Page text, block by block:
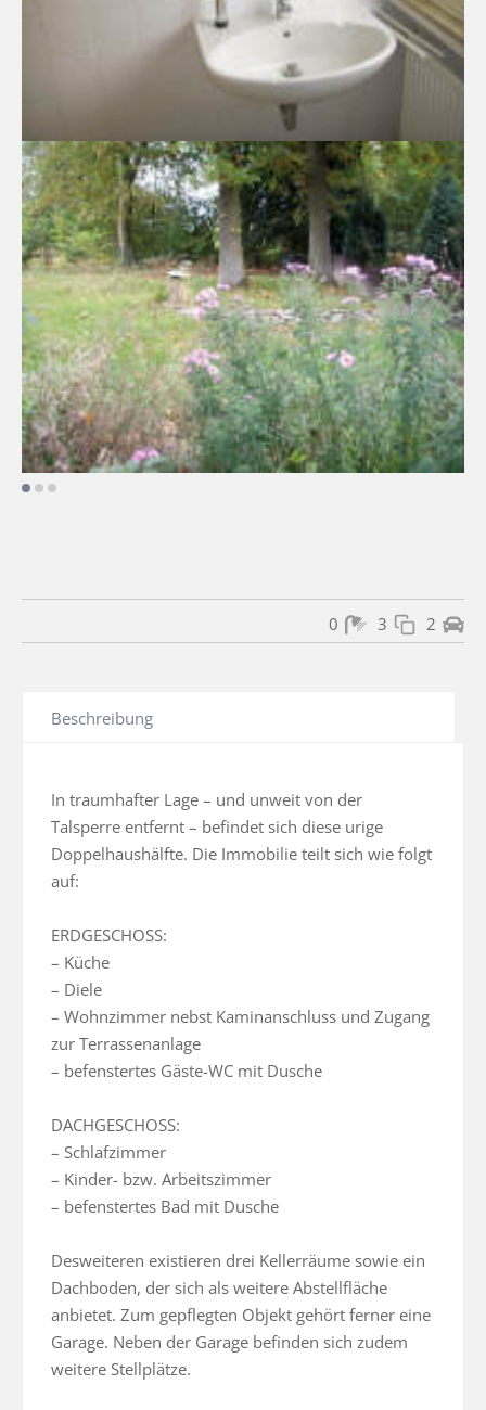
2
3
0
Beschreibung
In traumhafter Lage – und unweit von der
Talsperre entfernt – befindet sich diese urige
Doppelhaushälfte. Die Immobilie teilt sich wie folgt
auf:
ERDGESCHOSS:
– Küche
– Diele
– Wohnzimmer nebst Kaminanschluss und Zugang
zur Terrassenanlage
– befenstertes Gäste-WC mit Dusche
DACHGESCHOSS:
– Schlafzimmer
– Kinder- bzw. Arbeitszimmer
– befenstertes Bad mit Dusche
Desweiteren existieren drei Kellerräume sowie ein
Dachboden, der sich als weitere Abstellfläche
anbietet. Zum gepflegten Objekt gehört ferner eine
Garage. Neben der Garage befinden sich zudem
weitere Stellplätze.